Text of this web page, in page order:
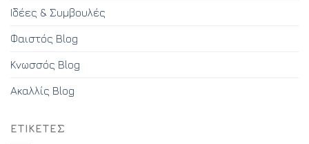
Ιδέες & Συμβουλές
Φαιστός Blog
Κνωσσός Blog
Ακαλλίς Blog
ΕΤΙΚΈΤΕΣ